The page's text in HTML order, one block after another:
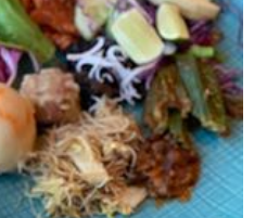
間は、かけがえのない時間で
育てをしていると、つい面
からどれでもいいから取っ
いと、子供が選んでいる時間
選んだりするのはなかなか難
り時間をかけて育ててくれ
なったと思います。高校で
家のお城でのレッスンでは、
ービスの方が来て下さりお食
ブスターは殻から外れて、食
りましたし、サラダのレタス
イズにカットされていまし
勢志摩サミットでG7に提供